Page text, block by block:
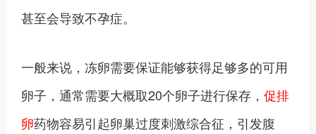
甚至会导致不孕症。
一般来说，冻卵需要保证能够获得足够多的可用
卵子，通常需要大概取20个卵子进行保存， 促排
卵药物容易引起卵巢过度刺激综合征，引发腹